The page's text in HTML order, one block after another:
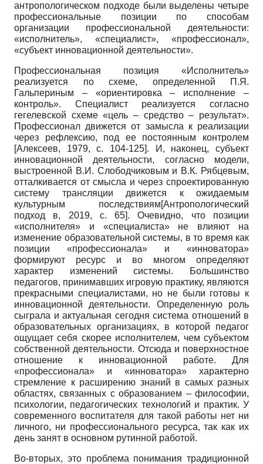
антропологическом подходе были выделены четыре
профессиональные позиции по способам
организации профессиональной деятельности:
«исполнитель», «специалист», «профессионал»,
«субъект инновационной деятельности».
Профессиональная позиция «Исполнитель»
реализуется по схеме, определенной П.Я.
Гальпериным – «ориентировка – исполнение –
контроль». Специалист реализуется согласно
гегелевской схеме «цель – средство – результат».
Профессионал движется от замысла к реализации
через рефлексию, под ее постоянным контролем
[Алексеев, 1979, с. 104-125]. И, наконец, субъект
инновационной деятельности, согласно модели,
выстроенной В.И. Слободчиковым и В.К. Рябцевым,
отталкивается от смысла и через спроектированную
систему трансляции движется к ожидаемым
культурным последствиям[Антропологический
подход в, 2019, с. 65]. Очевидно, что позиции
«исполнителя» и «специалиста» не влияют на
изменение образовательной системы, в то время как
позиции «профессионала» и «инноватора»
формируют ресурс и во многом определяют
характер изменений системы. Большинство
педагогов, принимавших игровую практику, являются
прекрасными специалистами, но не были готовы к
инновационной деятельности. Определенную роль
сыграла и актуальная сегодня система отношений в
образовательных организациях, в которой педагог
ощущает себя скорее исполнителем, чем субъектом
собственной деятельности. Отсюда и поверхностное
отношение к инновационной работе. Для
«профессионала» и «инноватора» характерно
стремление к расширению знаний в самых разных
областях, связанных с образованием – философии,
психологии, педагогических технологий и практик. У
современного воспитателя для такой работы нет ни
личного, ни профессионального ресурса, так как их
день занят в основном рутинной работой.
Во-вторых, это проблема понимания традиционной